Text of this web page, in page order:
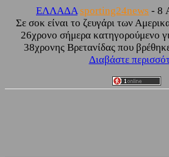
ΕΛΛΑΔΑ sporting24news - 8
Σε σοκ είναι το ζευγάρι των
26χρονο σήμερα κατηγορούμενο
38χρονης Βρετανίδας που
Διαβάστε